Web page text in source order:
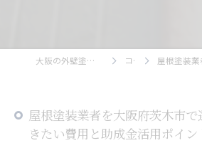
大阪の外壁塗装ならエンタープライズ コラム 屋根塗装業者を大阪府茨
屋根塗装業者を大阪府茨木市
きたい費用と助成金活用ポイン